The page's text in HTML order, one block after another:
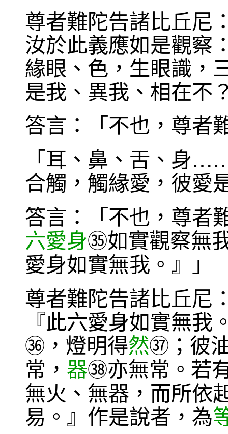
尊者難陀告諸比丘尼
汝於此義應如是觀察
緣眼、色，生眼識，
是我、異我、相在不
答言：「不也，尊者
「耳、鼻、舌、身
合觸，觸緣愛，彼愛
答言：「不也，尊者
六愛身㉟如實觀察無
愛身如實無我。』」
尊者難陀告諸比丘尼
『此六愛身如實無我
㊱ ，燈明得然㊲ ；彼
常， 器㊳亦無常。若
無火、無器，而所依
易。』作是說者，為